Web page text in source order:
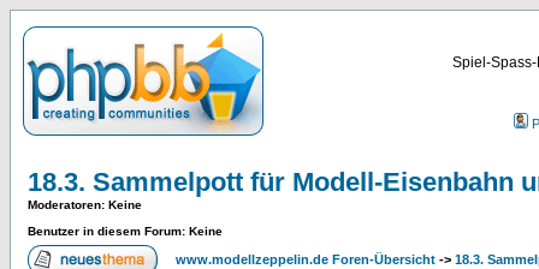
Spiel-
18.3. Sammelpott für Modell-Eisenbahn
Moderatoren: Keine
Benutzer in diesem Forum: Keine
www.modellzeppelin.de Foren-Übersicht -> 18.3.